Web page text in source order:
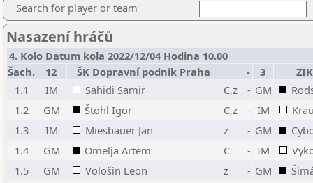
Search for player or team
Nasazení hráčů
4. Kolo Datum kola 2022/12/04 Hodina 10.00
Šach.
12 ŠK Dopravní podnik Praha - 3
1.1
IM Sahidi Samir C,z - GM
1.2
GM Štohl Igor C,z - IM
1.3
IM Miesbauer Jan z - GM
1.4
GM Omelja Artem C - IM
1.5
GM Vološin Leon z - GM